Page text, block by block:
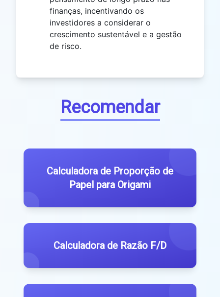
finanças, incentivando os
investidores a considerar o
crescimento sustentável e a gestão
de risco.
Recomendar
Calculadora de Proporção de
Papel para Origami
Calculadora de Razão F/D